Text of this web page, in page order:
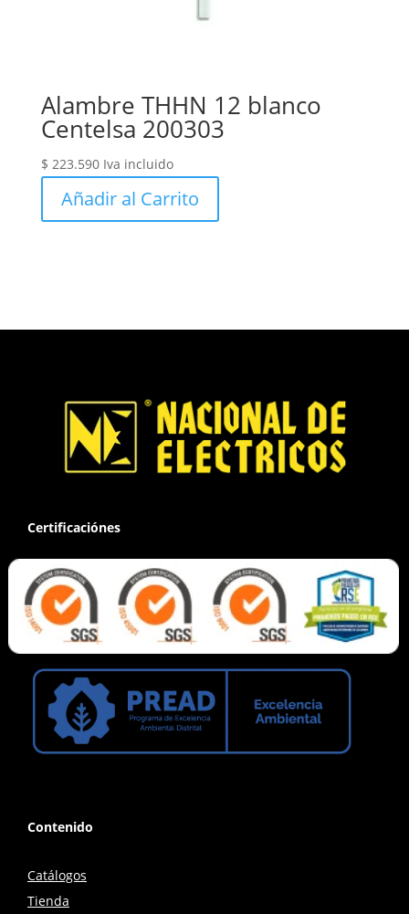
Alambre THHN 12 blanco
Centelsa 200303
$ 223.590 Iva incluido
Añadir al Carrito
Certificaciónes
Contenido
Catálogos
Tienda